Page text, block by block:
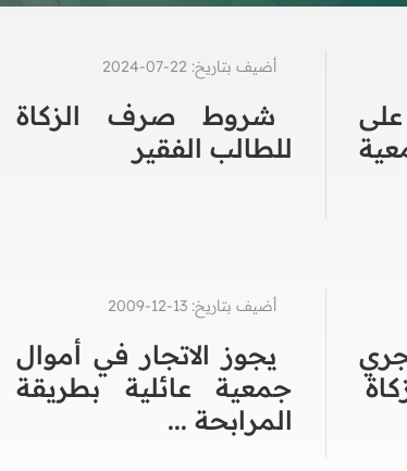
أضيف بتاريخ: 22-07-2024
شروط صرف الزكاة
للطالب الفقير
أضيف بتاريخ: 13-12-2009
يجوز الاتجار في أموال
جمعية عائلية بطريقة
المرابحة ...